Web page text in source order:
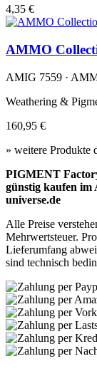
4,35 €
AMMO
AMIG 7559 ·
Weathering &
160,95 €
» weitere Produkte
PIGMENT
günstig kaufen im
universe.de
Alle Preise
Mehrwertsteuer.
Lieferumfang
sind technisch